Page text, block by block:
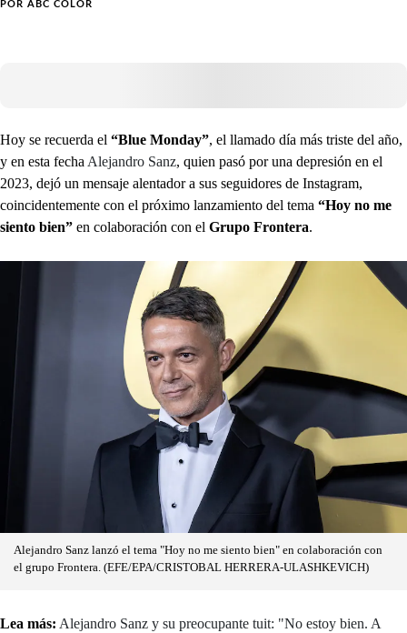
POR ABC COLOR
Hoy se recuerda el “Blue Monday”, el llamado día más triste del año,
y en esta fecha Alejandro Sanz, quien pasó por una depresión en el
2023, dejó un mensaje alentador a sus seguidores de Instagram,
coincidentemente con el próximo lanzamiento del tema “Hoy no me
siento bien” en colaboración con el Grupo Frontera.
Alejandro Sanz lanzó el tema "Hoy no me siento bien" en colaboración con
el grupo Frontera. (EFE/EPA/CRISTOBAL HERRERA-ULASHKEVICH)
Lea más: Alejandro Sanz y su preocupante tuit: "No estoy bien. A